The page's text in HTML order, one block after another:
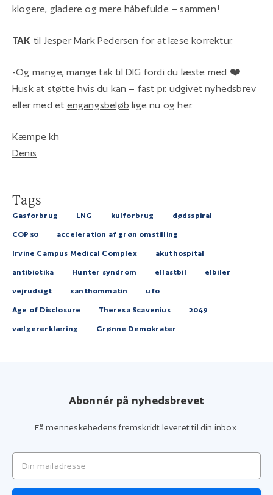
klogere, gladere og mere håbefulde – sammen!
TAK til Jesper Mark Pedersen for at læse korrektur.
-Og mange, mange tak til DIG fordi du læste med ❤️
Husk at støtte hvis du kan – fast pr. udgivet nyhedsbrev
eller med et engangsbeløb lige nu og her.
Kæmpe kh
Denis
Tags
Gasforbrug LNG kulforbrug dødsspiral
COP30 acceleration af grøn omstilling
Irvine Campus Medical Complex akuthospital
antibiotika Hunter syndrom ellastbil elbiler
vejrudsigt xanthommatin ufo
Age of Disclosure Theresa Scavenius 2049
vælgererklæring Grønne Demokrater
Abonnér på nyhedsbrevet
Få menneskehedens fremskridt leveret til din inbox.
Din mailadresse